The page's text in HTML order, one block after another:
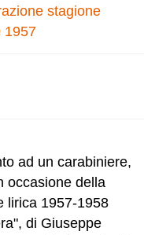
stagione
1957
ad un carabiniere,
occasione della
lirica 1957-1958
di Giuseppe